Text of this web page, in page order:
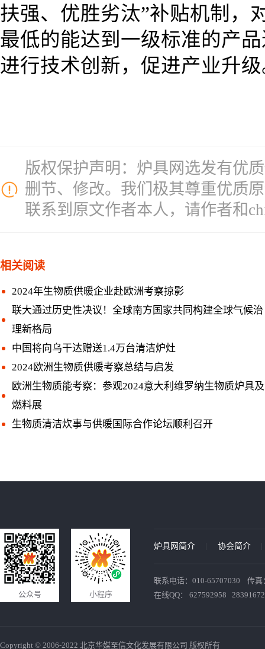
扶强、优胜劣汰”补贴机制，
最低的能达到一级标准的产
进行技术创新，促进产业升
版权保护声明：炉具网选发有优
删节、修改。我们极其尊重优质
联系到原文作者本人，请作者和
相关阅读
2024年生物质供暖企业赴欧洲考察掠影
联大通过历史性决议！全球南方国家共同构建全球气候治
理新格局
中国将向乌干达赠送1.4万台清洁炉灶
2024欧洲生物质供暖考察总结与启发
欧洲生物质能考察：参观2024意大利维罗纳生物质炉具及
燃料展
生物质清洁炊事与供暖国际合作论坛顺利召开
公众号 小程序
炉具网简介 协会简介
联系电话：010-65707030 传真
在线QQ： 627592958
Copyright © 2006-2022 北京华媒至信文化发展有限公司 版权所有